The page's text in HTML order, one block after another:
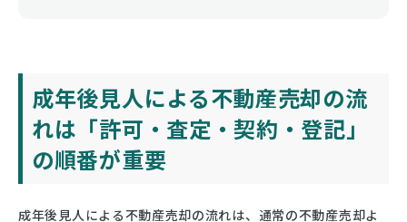
成年後見人による不動産売却の流
れは「許可・査定・契約・登記」
の順番が重要
成年後見人による不動産売却の流れは、通常の不動産売却よ